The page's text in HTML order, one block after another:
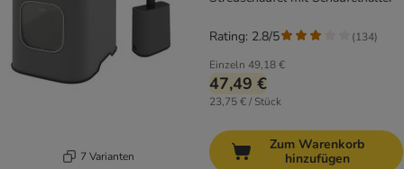
7 Varianten
Einzeln 49,18 €
47,49 €
23,75 € / Stück
Rating: 2.8/5 (134)
Zum Warenkorb
hinzufügen